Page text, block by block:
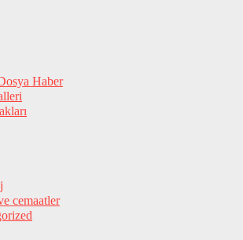
Haber
cemaatler